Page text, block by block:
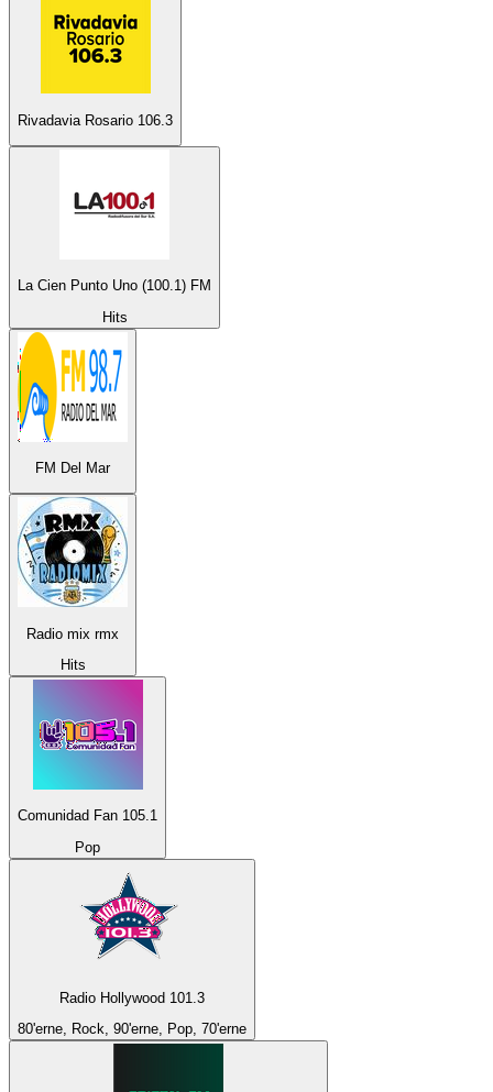
Rivadavia Rosario 106.3
La Cien Punto Uno (100.1) FM
Hits
FM Del Mar
Radio mix rmx
Hits
Comunidad Fan 105.1
Pop
Radio Hollywood 101.3
80'erne, Rock, 90'erne, Pop, 70'erne